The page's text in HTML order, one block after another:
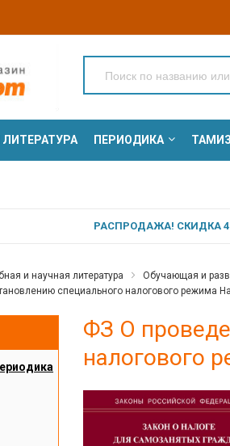
ПЕРИОДИКА
РАСПРОДАЖА! СКИДКА
и научная литература
Обучающая и
специального налогового режима
ФЗ О
налогового